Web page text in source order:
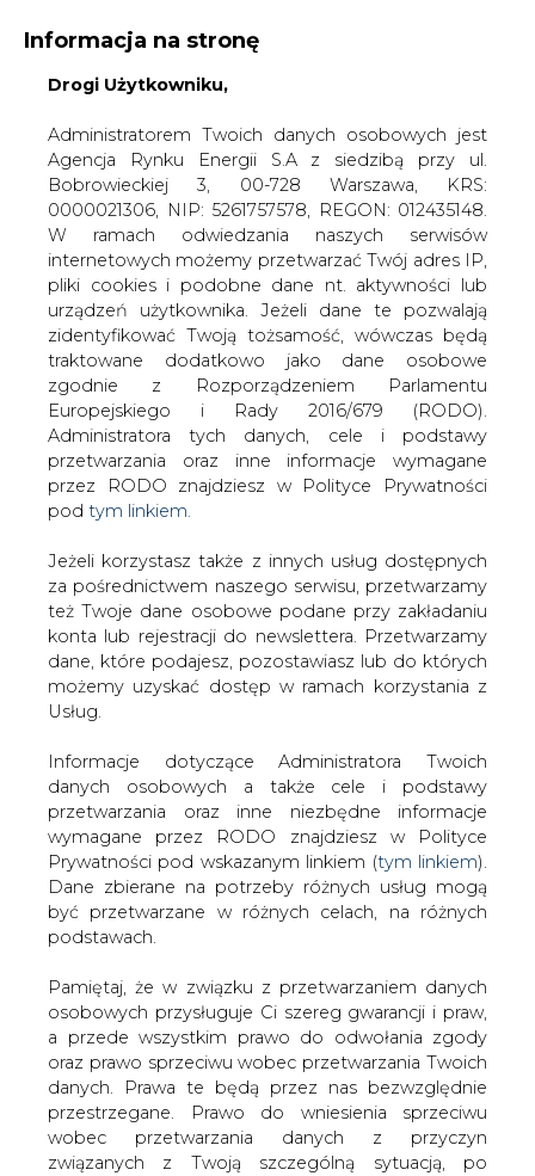
KONTAKT:
WYDAWCA PORTALU:
WYSOKI KONTRAST WIELKOŚĆ TEKSTU A A
ZALOGUJ SIĘ
WŁĄCZ CIRE.TV
Informacja na stronę
Drogi Użytkowniku,
Administratorem Twoich danych osobowych jest
Agencja Rynku Energii S.A z siedzibą przy ul.
Bobrowieckiej 3, 00-728 Warszawa, KRS:
0000021306, NIP: 5261757578, REGON: 012435148.
W ramach odwiedzania naszych serwisów
internetowych możemy przetwarzać Twój adres IP,
pliki cookies i podobne dane nt. aktywności lub
urządzeń użytkownika. Jeżeli dane te pozwalają
zidentyfikować Twoją tożsamość, wówczas będą
traktowane dodatkowo jako dane osobowe
zgodnie z Rozporządzeniem Parlamentu
Europejskiego i Rady 2016/679 (RODO).
Administratora tych danych, cele i podstawy
przetwarzania oraz inne informacje wymagane
przez RODO znajdziesz w Polityce Prywatności
pod tym linkiem.
Jeżeli korzystasz także z innych usług dostępnych
za pośrednictwem naszego serwisu, przetwarzamy
też Twoje dane osobowe podane przy zakładaniu
konta lub rejestracji do newslettera. Przetwarzamy
dane, które podajesz, pozostawiasz lub do których
możemy uzyskać dostęp w ramach korzystania z
Usług.
Informacje dotyczące Administratora Twoich
danych osobowych a także cele i podstawy
przetwarzania oraz inne niezbędne informacje
wymagane przez RODO znajdziesz w Polityce
Prywatności pod wskazanym linkiem (tym linkiem).
Dane zbierane na potrzeby różnych usług mogą
być przetwarzane w różnych celach, na różnych
podstawach.
Pamiętaj, że w związku z przetwarzaniem danych
osobowych przysługuje Ci szereg gwarancji i praw,
a przede wszystkim prawo do odwołania zgody
oraz prawo sprzeciwu wobec przetwarzania Twoich
danych. Prawa te będą przez nas bezwzględnie
przestrzegane. Prawo do wniesienia sprzeciwu
wobec przetwarzania danych z przyczyn
związanych z Twoją szczególną sytuacją, po
Strona główna RYNEK GAZU /
Szczęśniak: Obligo w
Polsce jak siodło dla krowy
2014-05-30 00:00
skomentuj
udostępnij:
Szczęśniak: Obligo w Polsce jak
siodło dla krowy